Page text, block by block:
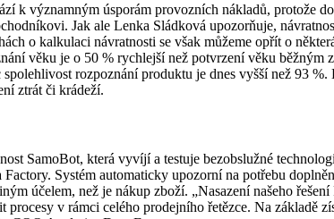
k významným úsporám provozních nákladů, protože
Jak ale Lenka Sládková upozorňuje,
o kalkulaci návratnosti se však můžeme opřít o
věku je o 50 % rychlejší než potvrzení věku
rozpoznání produktu je dnes vyšší než 93
ztrát či krádeží.
SamoBot, která vyvíjí a testuje bezobslužné
Systém automaticky upozorní na potřebu
účelem, než je nákup zboží. „Nasazení našeho
v rámci celého prodejního řetězce. Na základě